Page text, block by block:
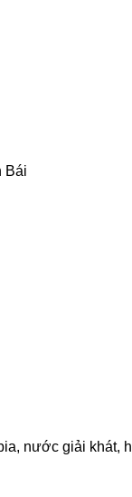
Bái
nước giải khát,